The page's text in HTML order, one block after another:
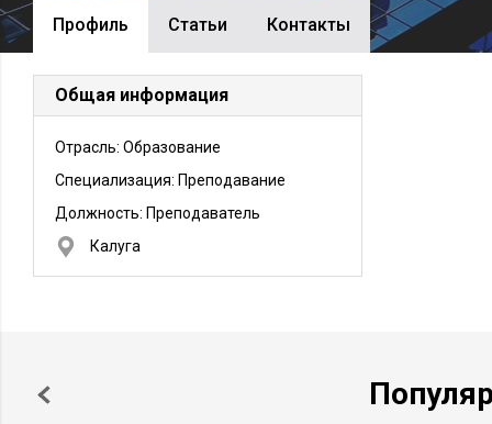
Профиль Cтатьи Контакты
Общая информация
Отрасль: Образование
Специализация: Преподавание
Должность: Преподаватель
Калуга